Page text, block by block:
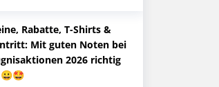
Rabatte, T-Shirts &
Mit guten Noten bei
2026 richtig